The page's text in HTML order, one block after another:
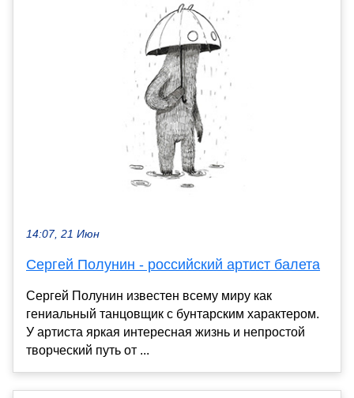
14:07, 21 Июн
Сергей Полунин - российский артист балета
Сергей Полунин известен всему миру как
гениальный танцовщик с бунтарским характером.
У артиста яркая интересная жизнь и непростой
творческий путь от ...